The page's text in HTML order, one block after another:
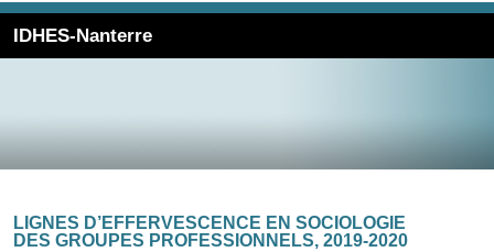
IDHES-Nanterre
LIGNES D’EFFERVESCENCE EN SOCIOLOGIE
DES GROUPES PROFESSIONNELS, 2019-2020